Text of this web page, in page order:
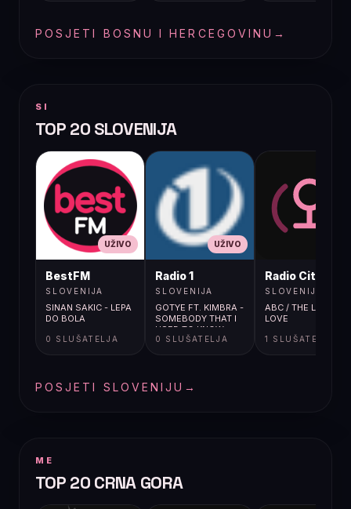
POSJETI BOSNU I HERCEGOVINU →
SI
TOP 20 SLOVENIJA
UŽIVO
BestFM
SLOVENIJA
SINAN SAKIC - LEPA
DO BOLA
0 SLUŠATELJA
UŽIVO
Radio 1
SLOVENIJA
GOTYE FT. KIMBRA -
SOMEBODY THAT I
USED TO KNOW
0 SLUŠATELJA
Radio City
SLOVENIJA
ABC / THE LOOK OF
LOVE
1 SLUŠATELJA
POSJETI SLOVENIJU →
ME
TOP 20 CRNA GORA